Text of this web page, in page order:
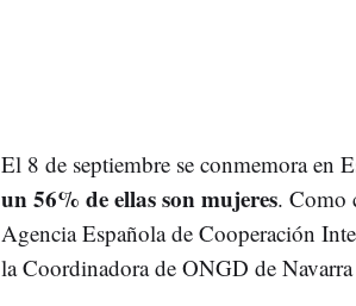
El 8 de septiembre se conmemora en
un 56% de ellas son mujeres. Como
Agencia Española de Cooperación
la Coordinadora de ONGD de Navarra